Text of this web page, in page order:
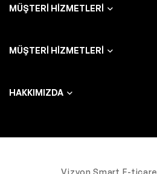
MÜŞTERI HIZMETLERI
MÜŞTERI HIZMETLERI
HAKKIMIZDA